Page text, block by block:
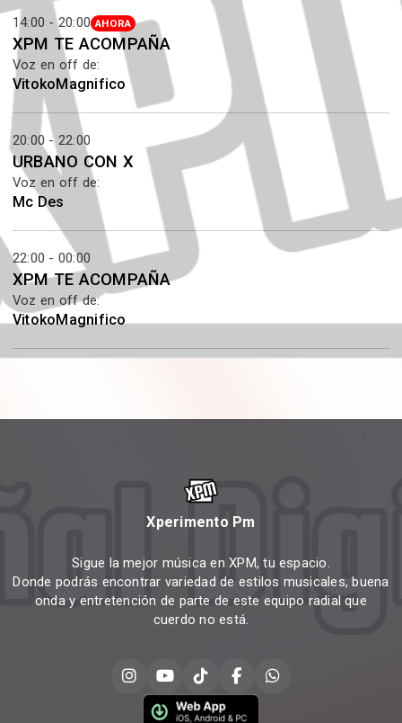
14:00 - 20:00 AHORA
XPM TE ACOMPAÑA
Voz en off de:
VitokoMagnifico
20:00 - 22:00
URBANO CON X
Voz en off de:
Mc Des
22:00 - 00:00
XPM TE ACOMPAÑA
Voz en off de:
VitokoMagnifico
Xperimento Pm
Sigue la mejor música en XPM, tu espacio.
Donde podrás encontrar variedad de estilos musicales, buena
onda y entretención de parte de este equipo radial que
cuerdo no está.